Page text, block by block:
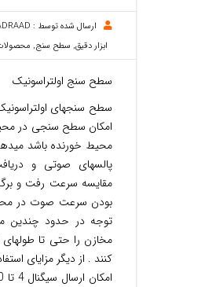
ارسال شده توسط :
ابزار دقیق, سطح سنج,
سطح سنج اولتراسونیک
سطح سنجهای
امکان سطح سنجی در
محیط خورنده باشد
پالسهای صوتی و
مقایسه سرعت رفت و
بودن سرعت صوت در
توجه در حدود چندین
کنند . از دیگر مزایای